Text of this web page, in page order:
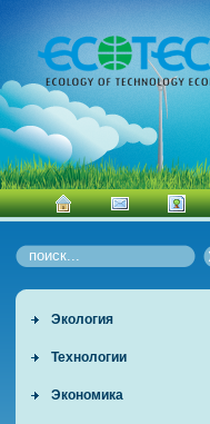
Экология
Технологии
Экономика